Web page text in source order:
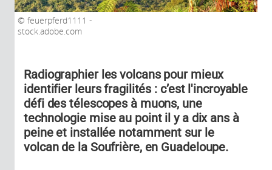
feuerpferd1111 -
stock.adobe.com
Radiographier les volcans pour mieux
identifier leurs fragilités : c’est l'incroyable
défi des télescopes à muons, une
technologie mise au point il y a dix ans à
peine et installée notamment sur le
volcan de la Soufrière, en Guadeloupe.